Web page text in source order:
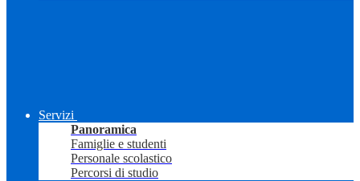
Servizi
Panoramica
Famiglie e studenti
Personale scolastico
Percorsi di studio